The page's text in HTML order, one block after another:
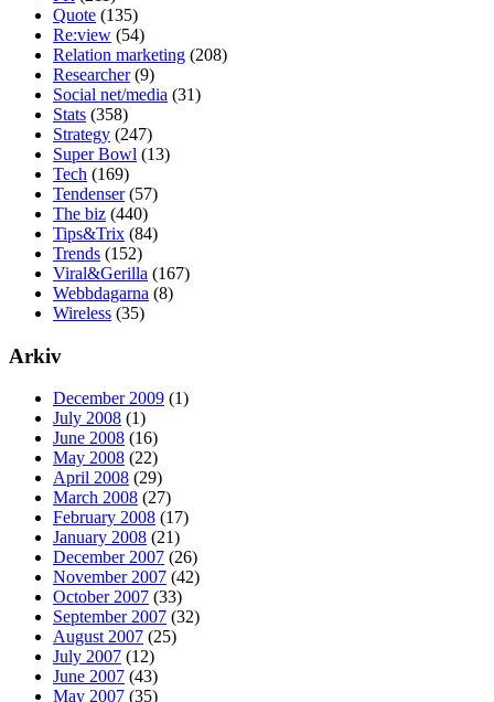
Quote (135)
Re:view (54)
Relation marketing (208)
Researcher(9)
Social net/media (31)
Stats (358)
Strategy (247)
Super Bowl (13)
Tech (169)
Tendenser(57)
The biz (440)
Tips&Trix (84)
Trends (152)
Viral&Gerilla (167)
Webbdagarna (8)
Wireless (35)
Arkiv
December 2009 (1)
July 2008 (1)
June 2008 (16)
May 2008 (22)
April 2008 (29)
March 2008 (27)
February 2008 (17)
January 2008 (21)
December 2007 (26)
November 2007 (42)
October 2007 (33)
September 2007 (32)
August 2007 (25)
July 2007 (12)
June 2007 (43)
May 2007 (35)